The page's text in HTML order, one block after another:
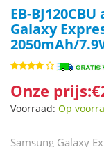
EB-
Galaxy
2050mAh/
Onze
Voorraad: Op
Samsung Galaxy